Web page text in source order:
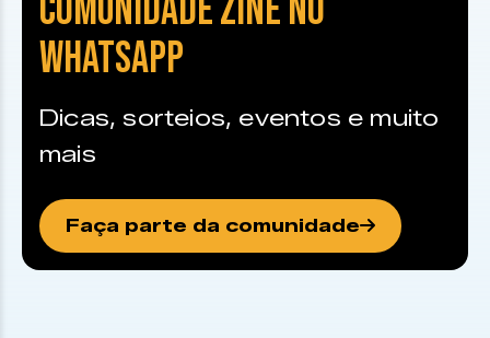
COMUNIDADE ZINE NO
WHATSAPP
Dicas, sorteios, eventos e muito
mais
Faça parte da comunidade